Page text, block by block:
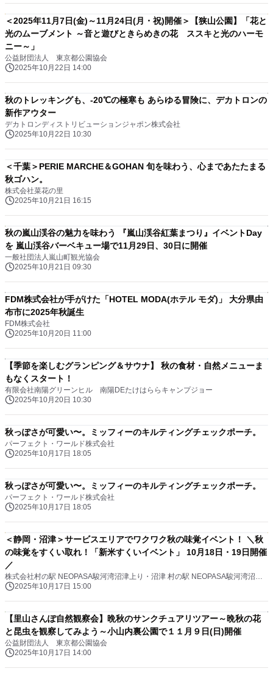
＜2025年11月7日(金)～11月24日(月・祝)開催＞【狭山公園】「花と
光のムーブメント ～⾳と遊びときらめきの花 ススキと光のハーモ
ニー～」
公益財団法人 東京都公園協会
2025年10月22日 14:00
秋のトレッキングも、-20℃の極寒も あらゆる冒険に、デカトロンの
新作アウター
デカトロンディストリビューションジャポン株式会社
2025年10月22日 10:30
＜千葉＞PERIE MARCHE＆GOHAN 旬を味わう、心まであたたまる
秋ゴハン。
株式会社菜花の里
2025年10月21日 16:15
秋の嵐山渓谷の魅力を味わう 『嵐山渓谷紅葉まつり』イベントDay
を 嵐山渓谷バーベキュー場で11月29日、30日に開催
一般社団法人嵐山町観光協会
2025年10月21日 09:30
FDM株式会社が手がけた「HOTEL MODA(ホテル モダ)」 大分県由
布市に2025年秋誕生
FDM株式会社
2025年10月20日 11:00
【季節を楽しむグランピング＆サウナ】 秋の食材・自然メニューま
もなくスタート！
有限会社南陽グリーンヒル 南陽DEたけはららキャンプジョー
2025年10月20日 10:30
秋っぽさが可愛い〜。ミッフィーのキルティングチェックポーチ。
パーフェクト・ワールド株式会社
2025年10月17日 18:05
秋っぽさが可愛い〜。ミッフィーのキルティングチェックポーチ。
パーフェクト・ワールド株式会社
2025年10月17日 18:05
＜静岡・沼津＞サービスエリアでワクワク秋の味覚イベント！ ＼秋
の味覚をすくい取れ！「新米すくいイベント」 10月18日・19日開催
／
株式会社村の駅 NEOPASA駿河湾沼津上り・沼津 村の駅 NEOPASA駿河湾沼津下り・伊豆 村の駅
2025年10月17日 15:00
【里山さんぽ自然観察会】晩秋のサンクチュアリツアー～晩秋の花
と昆虫を観察してみよう～小山内裏公園で１１月９日(日)開催
公益財団法人 東京都公園協会
2025年10月17日 14:00